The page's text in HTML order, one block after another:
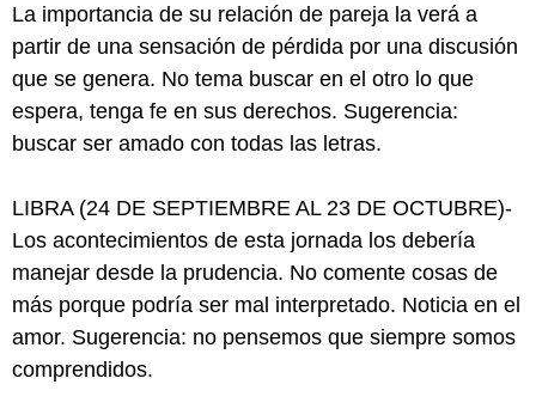
La importancia de su relación de pareja la verá a
partir de una sensación de pérdida por una discusión
que se genera. No tema buscar en el otro lo que
espera, tenga fe en sus derechos. Sugerencia:
buscar ser amado con todas las letras.
LIBRA (24 DE SEPTIEMBRE AL 23 DE OCTUBRE)-
Los acontecimientos de esta jornada los debería
manejar desde la prudencia. No comente cosas de
más porque podría ser mal interpretado. Noticia en el
amor. Sugerencia: no pensemos que siempre somos
comprendidos.